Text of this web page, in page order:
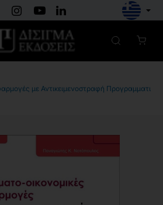
με Αντικειμενοστραφή Προγραμματι